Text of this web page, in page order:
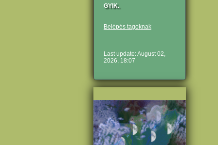
GYIK.
Belépés tagoknak
Last update: August 02,
2026, 18:07